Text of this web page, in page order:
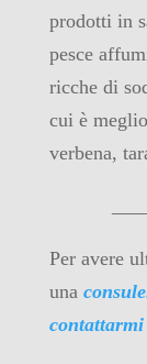
prodotti in
pesce
ricche di
cui è
verbena,
Per avere
una